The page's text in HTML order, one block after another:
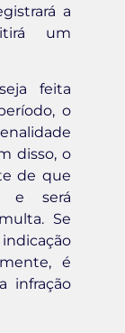
a
um
feita
o
disso, o
de que
e será
Se
é
infração